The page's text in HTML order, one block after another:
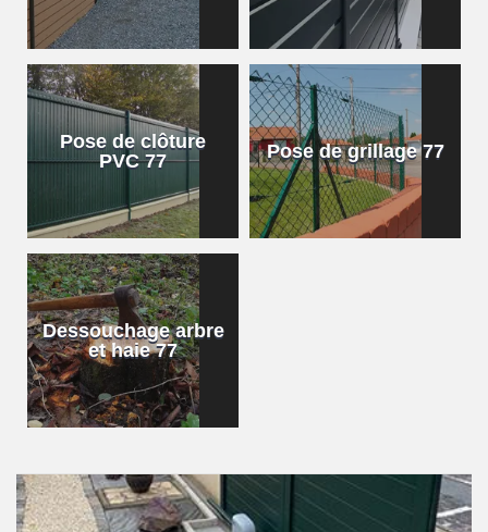
Pose de clôture
PVC 77
Pose de grillage 77
Dessouchage arbre
et haie 77